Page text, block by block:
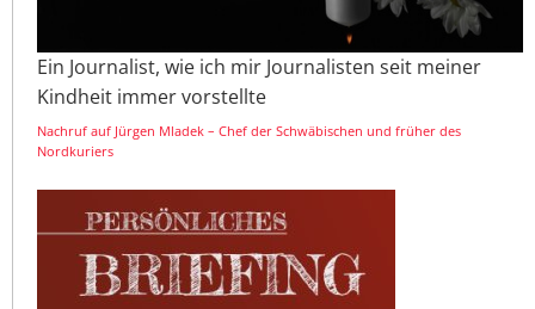
Ein Journalist, wie ich mir Journalisten seit meiner
Kindheit immer vorstellte
Nachruf auf Jürgen Mladek – Chef der Schwäbischen und früher des
Nordkuriers